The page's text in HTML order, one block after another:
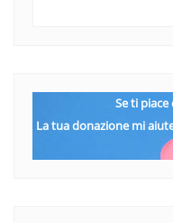
Se ti
La tua donazione mi